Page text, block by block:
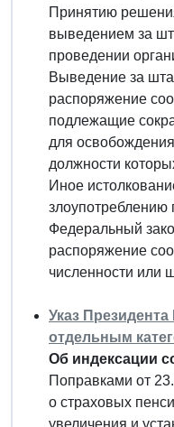
Принятию
выведением за
проведении
Выведение за
распоряжение
подлежащие
для
должности
Иное
злоупотреблению
Федеральный
распоряжение
численности или
Указ
отдельным
Об индексации
Поправками от
о страховых